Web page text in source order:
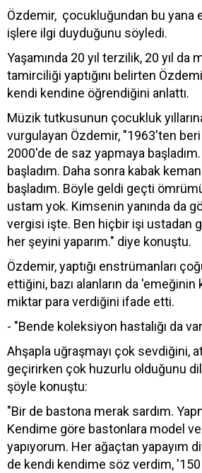
Özdemir, çocukluğundan bu yana
işlere ilgi duyduğunu söyledi.
Yaşamında 20 yıl terzilik, 20 yıl da
tamirciliği yaptığını belirten
kendi kendine öğrendiğini anlattı.
Müzik tutkusunun çocukluk yıllarına
vurgulayan Özdemir, "1963'ten
2000'de de saz yapmaya
başladım. Daha sonra kabak
başladım. Böyle geldi geçti
ustam yok. Kimsenin yanında da
vergisi işte. Ben hiçbir işi ustadan
her şeyini yaparım." diye konuştu.
Özdemir, yaptığı enstrümanları
ettiğini, bazı alanların da 'emeğinin
miktar para verdiğini ifade etti.
- "Bende koleksiyon hastalığı da
Ahşapla uğraşmayı çok sevdiğini,
geçirirken çok huzurlu olduğunu
şöyle konuştu:
"Bir de bastona merak sardım.
Kendime göre bastonlara model
yapıyorum. Her ağaçtan yapayım
de kendi kendime söz verdim, '150